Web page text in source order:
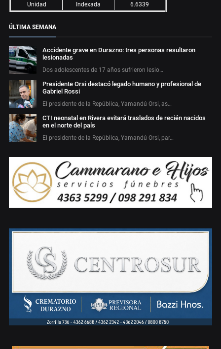
Unidad
Indexada 6.6339
ÚLTIMA SEMANA
Accidente grave en Durazno: tres personas resultaron
lesionadas
Dos adolescentes de 17 años sufrieron lesio…
Presidente Orsi destacó legado humano y profesional de
Gabriel Rossi
El presidente de la República, Yamandú Orsi, as…
CTI neonatal en Rivera evitará traslados de recién nacidos
en el norte del país
El presidente de la República, Yamandú Orsi, par…